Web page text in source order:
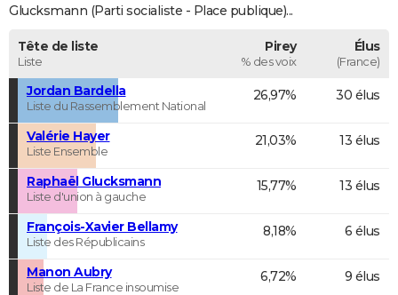
Glucksmann (Parti socialiste - Place publique)...
Tête de liste
Liste
Pirey
% des voix
Élus
(France)
Jordan Bardella
Liste du Rassemblement National
26,97% 30 élus
Valérie Hayer
Liste Ensemble
21,03% 13 élus
Raphaël Glucksmann
Liste d'union à gauche
15,77% 13 élus
François-Xavier Bellamy
Liste des Républicains
8,18% 6 élus
Manon Aubry
Liste de La France insoumise
6,72% 9 élus